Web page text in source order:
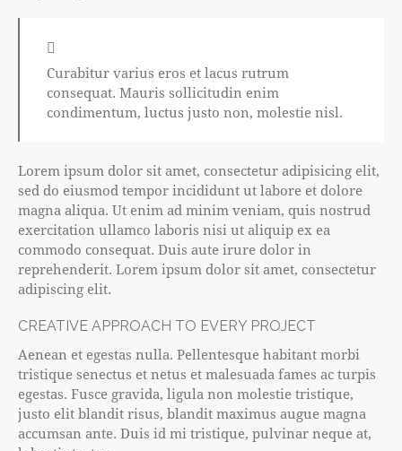
Curabitur varius eros et lacus rutrum
consequat. Mauris sollicitudin enim
condimentum, luctus justo non, molestie nisl.
Lorem ipsum dolor sit amet, consectetur adipisicing elit,
sed do eiusmod tempor incididunt ut labore et dolore
magna aliqua. Ut enim ad minim veniam, quis nostrud
exercitation ullamco laboris nisi ut aliquip ex ea
commodo consequat. Duis aute irure dolor in
reprehenderit. Lorem ipsum dolor sit amet, consectetur
adipiscing elit.
CREATIVE APPROACH TO EVERY PROJECT
Aenean et egestas nulla. Pellentesque habitant morbi
tristique senectus et netus et malesuada fames ac turpis
egestas. Fusce gravida, ligula non molestie tristique,
justo elit blandit risus, blandit maximus augue magna
accumsan ante. Duis id mi tristique, pulvinar neque at,